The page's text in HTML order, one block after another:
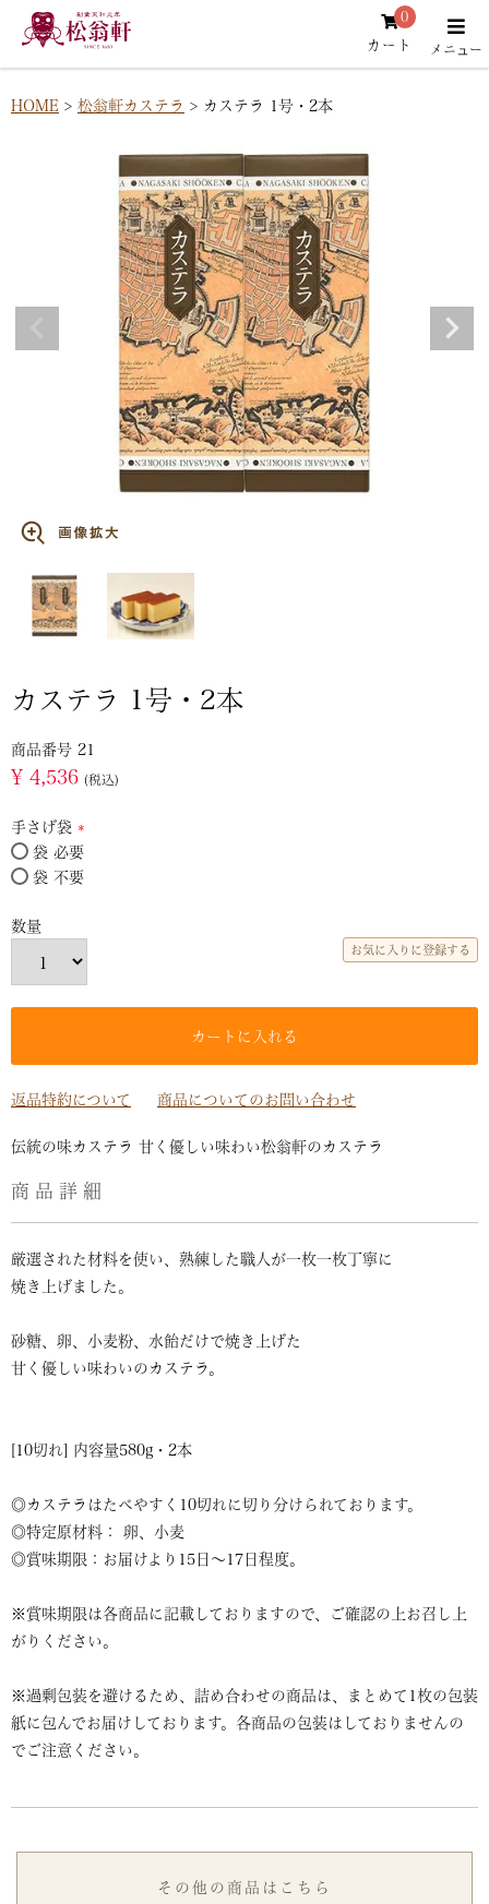
カート
0
HOME 松翁軒カステラ カステラ 1号・2本
カステラ 1号・2本
商品番号 21
¥ 4,536 税込
手さげ袋
(必
須)
袋 必要
袋 不要
お気に入りに登録する
カートに入れる
返品特約について 商品についてのお問い合わせ
伝統の味カステラ 甘く優しい味わい松翁軒のカステラ
商品詳細
厳選された材料を使い、熟練した職人が一枚一枚丁寧に
焼き上げました。
砂糖、卵、小麦粉、水飴だけで焼き上げた
甘く優しい味わいのカステラ。
[10切れ] 内容量580g・2本
◎カステラはたべやすく10切れに切り分けられております。
◎特定原材料： 卵、小麦
◎賞味期限：お届けより15日～17日程度。
※賞味期限は各商品に記載しておりますので、ご確認の上お召し上
がりください。
※過剰包装を避けるため、詰め合わせの商品は、まとめて1枚の包装
紙に包んでお届けしております。各商品の包装はしておりませんの
でご注意ください。
その他の商品はこちら